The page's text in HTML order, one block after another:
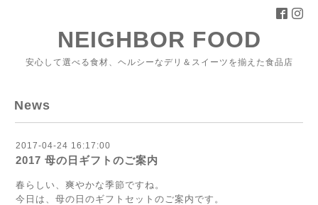
NEIGHBOR FOOD
安心して選べる食材、ヘルシーなデリ＆スイーツを揃えた食品店
News
2017-04-24 16:17:00
2017 母の日ギフトのご案内
春らしい、爽やかな季節ですね。
今日は、母の日のギフトセットのご案内です。